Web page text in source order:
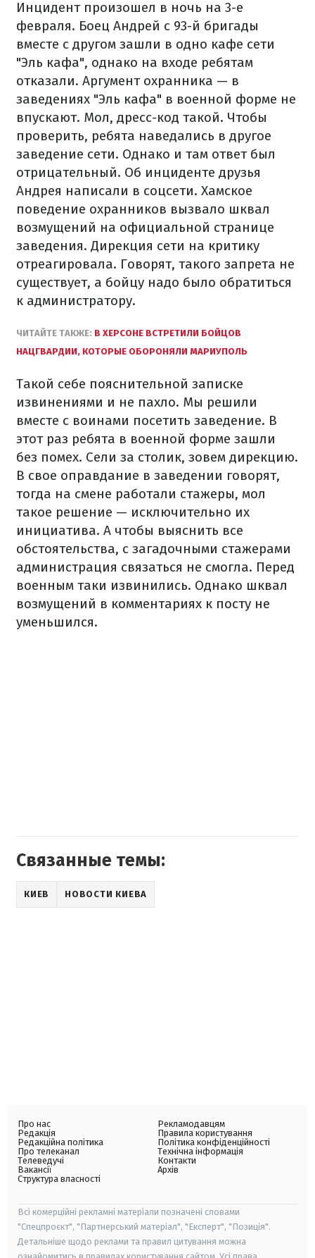
Инцидент произошел в ночь на 3-е
февраля. Боец Андрей с 93-й бригады
вместе с другом зашли в одно кафе сети
"Эль кафа", однако на входе ребятам
отказали. Аргумент охранника — в
заведениях "Эль кафа" в военной форме не
впускают. Мол, дресс-код такой. Чтобы
проверить, ребята наведались в другое
заведение сети. Однако и там ответ был
отрицательный. Об инциденте друзья
Андрея написали в соцсети. Хамское
поведение охранников вызвало шквал
возмущений на официальной странице
заведения. Дирекция сети на критику
отреагировала. Говорят, такого запрета не
существует, а бойцу надо было обратиться
к администратору.
ЧИТАЙТЕ ТАКЖЕ: В ХЕРСОНЕ ВСТРЕТИЛИ БОЙЦОВ
НАЦГВАРДИИ, КОТОРЫЕ ОБОРОНЯЛИ МАРИУПОЛЬ
Такой себе пояснительной записке
извинениями и не пахло. Мы решили
вместе с воинами посетить заведение. В
этот раз ребята в военной форме зашли
без помех. Сели за столик, зовем дирекцию.
В свое оправдание в заведении говорят,
тогда на смене работали стажеры, мол
такое решение — исключительно их
инициатива. А чтобы выяснить все
обстоятельства, с загадочными стажерами
администрация связаться не смогла. Перед
военным таки извинились. Однако шквал
возмущений в комментариях к посту не
уменьшился.
Связанные темы:
КИЕВ НОВОСТИ КИЕВА
Про нас
Редакція
Редакційна політика
Про телеканал
Телеведучі
Вакансії
Структура власності
Рекламодавцям
Правила користування
Політика конфіденційності
Технічна інформація
Контакти
Архів
Всі комерційні рекламні матеріали позначені словами
"Спецпроєкт", "Партнерський матеріал", "Експерт", "Позиція".
Детальніше щодо реклами та правил цитування можна